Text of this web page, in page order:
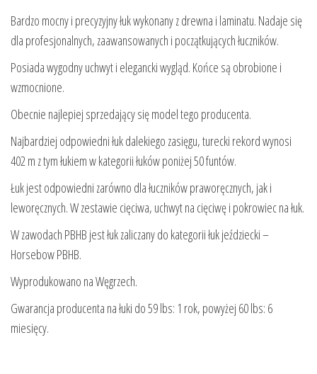
Bardzo mocny i precyzyjny łuk wykonany z drewna i laminatu. Nadaje się
dla profesjonalnych, zaawansowanych i początkujących łuczników.
Posiada wygodny uchwyt i elegancki wygląd. Końce są obrobione i
wzmocnione.
Obecnie najlepiej sprzedający się model tego producenta.
Najbardziej odpowiedni łuk dalekiego zasięgu, turecki rekord wynosi
402 m z tym łukiem w kategorii łuków poniżej 50 funtów.
Łuk jest odpowiedni zarówno dla łuczników praworęcznych, jak i
leworęcznych. W zestawie cięciwa, uchwyt na cięciwę i pokrowiec na łuk.
W zawodach PBHB jest łuk zaliczany do kategorii łuk jeździecki –
Horsebow PBHB.
Wyprodukowano na Węgrzech.
Gwarancja producenta na łuki do 59 lbs: 1 rok, powyżej 60 lbs: 6
miesięcy.